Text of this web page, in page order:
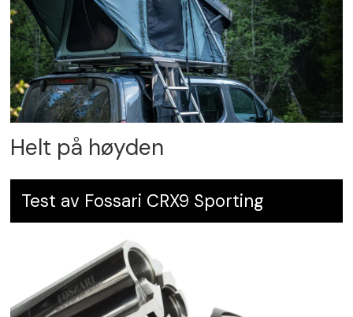
Helt på høyden
Test av Fossari CRX9 Sporting